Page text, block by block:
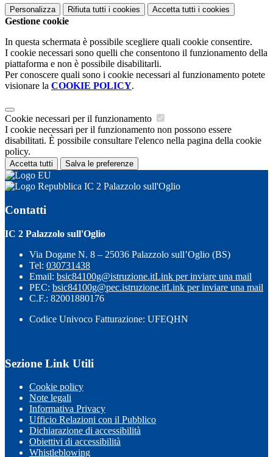
Personalizza Rifiuta tutti i cookies Accetta tutti i cookies
Gestione cookie
In questa schermata è possibile scegliere quali cookie consentire.
I cookie necessari sono quelli che consentono il funzionamento della
piattaforma e non è possibile disabilitarli.
Per conoscere quali sono i cookie necessari al funzionamento potete
visionare la COOKIE POLICY.
Cookie necessari per il funzionamento
I cookie necessari per il funzionamento non possono essere
disabilitati. È possibile consultare l'elenco nella pagina della cookie
policy.
Accetta tutti Salva le preferenze
IC 2 Palazzolo sull'Oglio
Contatti
IC 2 Palazzolo sull'Oglio
Via Dogane N. 8 – 25036 Palazzolo sull’Oglio (BS)
Tel: 030731438
Email: bsic84100g@istruzione.itLink per inviare una mail
PEC: bsic84100g@pec.istruzione.itLink per inviare una mail
C.F.: 82001880176
Codice Univoco Fatturazione: UFEQHN
Sezione Link Utili
Cookie policy
Note legali
Informativa Privacy
Ufficio Relazioni con il Pubblico
Dichiarazione di accessibilità
Obiettivi di accessibilità
Whistleblowing